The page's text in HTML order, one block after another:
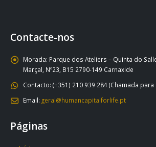
Contacte-nos
Morada: Parque dos Ateliers – Quinta do
Marçal, Nº23, B15 2790-149 Carnaxide
Contacto: (+351) 210 939 284 (Chamada
Email: geral@humancapitalforlife.pt
Páginas